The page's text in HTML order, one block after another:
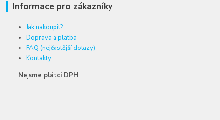
Informace pro zákazníky
Jak nakoupit?
Doprava a platba
FAQ (nejčastější dotazy)
Kontakty
Nejsme plátci DPH